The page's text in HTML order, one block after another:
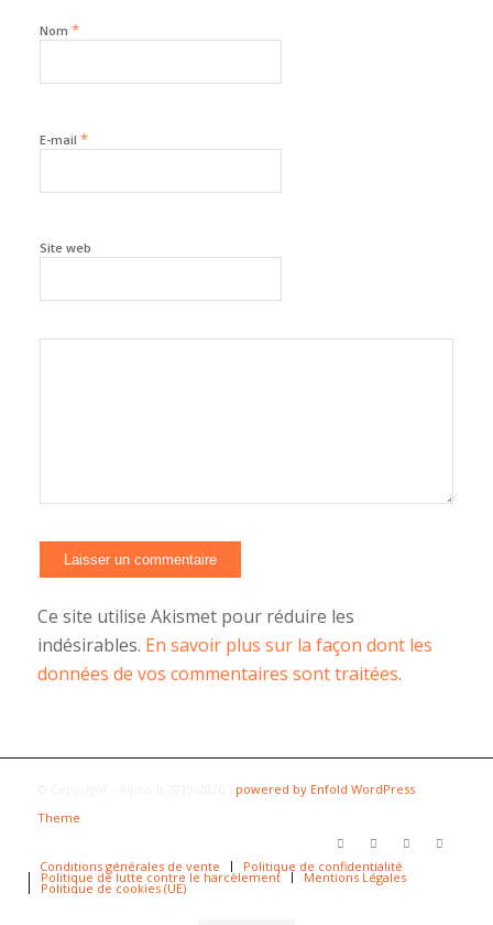
Nom *
E-mail *
Site web
Ce site utilise Akismet pour réduire les
indésirables. En savoir plus sur la façon dont les
données de vos commentaires sont traitées.
powered by Enfold WordPress
Theme
Conditions générales de vente Politique de confidentialité
Politique de lutte contre le harcèlement Mentions Légales
Politique de cookies (UE)